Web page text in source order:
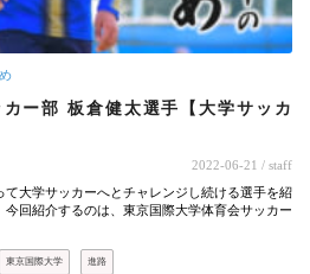
ー部 板倉健太選手【大学サッカ
2022-06-21 / staff
大学サッカーへとチャレンジし続ける選手を紹
回紹介するのは、東京国際大学体育会サッカー
東京国際大学 進路